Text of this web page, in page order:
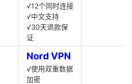
√12个同时连接
√中文支持
√30天退款保
证
Nord VPN
√使用双重数据
加密